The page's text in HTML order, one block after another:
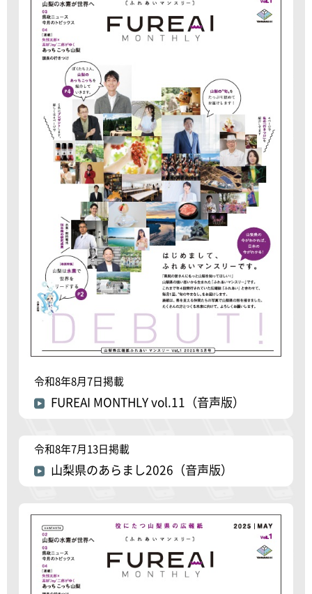
令和8年8月7日掲載
FUREAI MONTHLY vol.11（音声版）
令和8年7月13日掲載
山梨県のあらまし2026（音声版）